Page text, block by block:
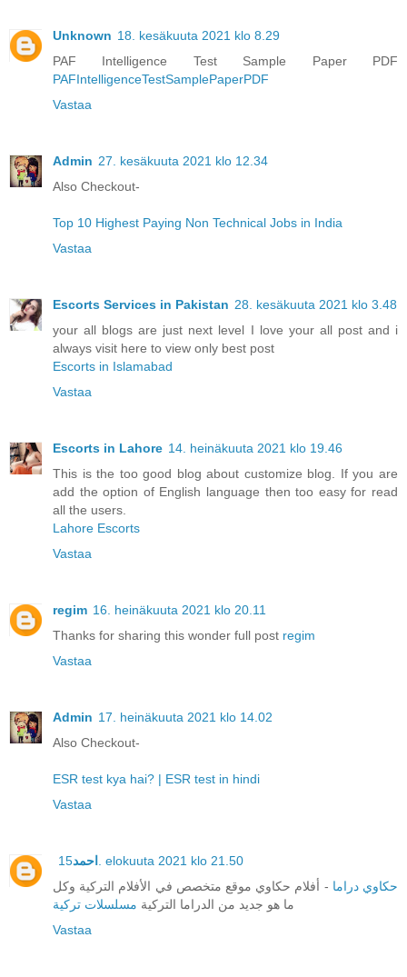
Unknown 18. kesäkuuta 2021 klo 8.29
PAF Intelligence Test Sample Paper PDF
PAFIntelligenceTestSamplePaperPDF
Vastaa
Admin 27. kesäkuuta 2021 klo 12.34
Also Checkout-
Top 10 Highest Paying Non Technical Jobs in India
Vastaa
Escorts Services in Pakistan 28. kesäkuuta 2021 klo 3.48
your all blogs are just next level I love your all post and i
always visit here to view only best post
Escorts in Islamabad
Vastaa
Escorts in Lahore 14. heinäkuuta 2021 klo 19.46
This is the too good blog about customize blog. If you are
add the option of English language then too easy for read
all the users.
Lahore Escorts
Vastaa
regim 16. heinäkuuta 2021 klo 20.11
Thanks for sharing this wonder full post regim
Vastaa
Admin 17. heinäkuuta 2021 klo 14.02
Also Checkout-
ESR test kya hai? | ESR test in hindi
Vastaa
احمد
15. elokuuta 2021 klo 21.50
حكاوي دراما - أفلام حكاوي موقع متخصص في الأفلام التركية وكل
ما هو جديد من الدراما التركية مسلسلات تركية
Vastaa